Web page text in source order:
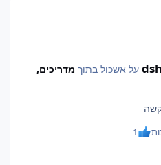
על אשכול בתוך מדריכים,
1